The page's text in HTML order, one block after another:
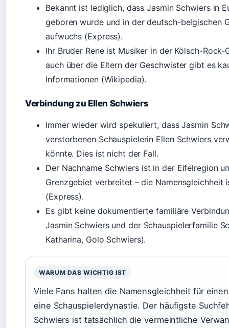
Bekannt ist lediglich, dass Jasmin Schwiers in
geboren wurde und in der deutsch-belgischen
aufwuchs (Express).
Ihr Bruder Rene ist Musiker in der Kölsch-Rock-
auch über die Eltern der Geschwister gibt es
Informationen (Wikipedia).
Verbindung zu Ellen Schwiers
Immer wieder wird spekuliert, dass Jasmin
verstorbenen Schauspielerin Ellen Schwiers
könnte. Dies ist nicht der Fall.
Der Nachname Schwiers ist in der Eifelregion
Grenzgebiet verbreitet – die Namensgleichheit
(Express).
Es gibt keine dokumentierte familiäre
Jasmin Schwiers und der Schauspielerfamilie
Katharina, Golo Schwiers).
WARUM DAS WICHTIG IST
Viele Fans halten die Namensgleichheit für
eine Schauspielerdynastie. Der häufigste
Schwiers ist tatsächlich die vermeintliche